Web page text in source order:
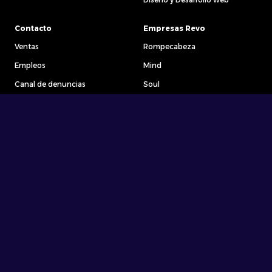
Contacto
Ventas
Empleos
Canal de denuncias
Empresas Revo
Rompecabeza
Mind
Soul